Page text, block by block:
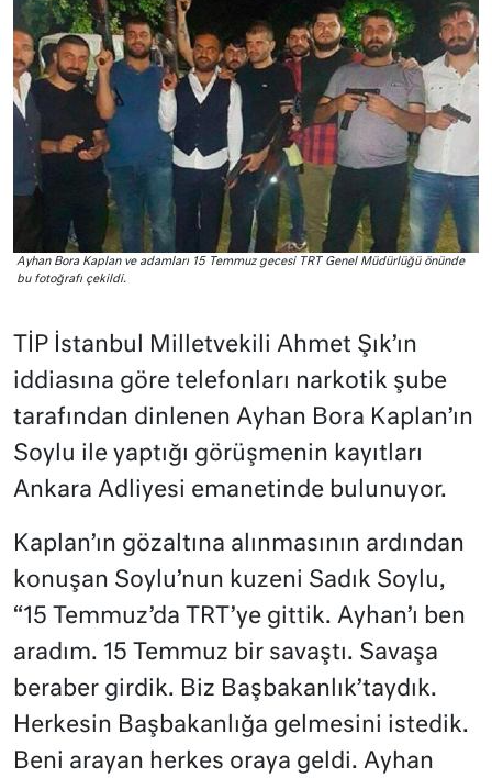
Ayhan Bora Kaplan ve adamları 15 Temmuz gecesi TRT Genel Müdürlüğü önünde
bu fotoğrafı çekildi.
TİP İstanbul Milletvekili Ahmet Şık’ın
iddiasına göre telefonları narkotik şube
tarafından dinlenen Ayhan Bora Kaplan’ın
Soylu ile yaptığı görüşmenin kayıtları
Ankara Adliyesi emanetinde bulunuyor.
Kaplan’ın gözaltına alınmasının ardından
konuşan Soylu’nun kuzeni Sadık Soylu,
“15 Temmuz’da TRT’ye gittik. Ayhan’ı ben
aradım. 15 Temmuz bir savaştı. Savaşa
beraber girdik. Biz Başbakanlık’taydık.
Herkesin Başbakanlığa gelmesini istedik.
Beni arayan herkes oraya geldi. Ayhan